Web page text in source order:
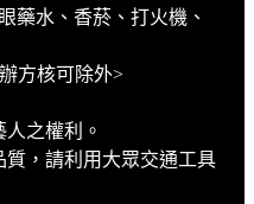
藥水、香菸、打火機、
方核可除外>
之權利。
質，請利用大眾交通工具